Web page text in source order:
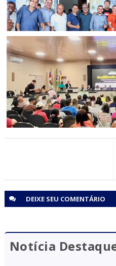
REGIÃO DE JAGUARARI
Secretária da Saúde se
novo modelo assistencial
Monteiro, em Senhor do
DEIXE SEU COMENTÁRIO
Notícia